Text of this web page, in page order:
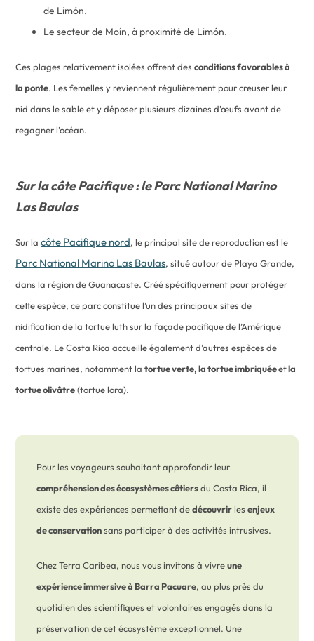
de Limón.
Le secteur de Moín, à proximité de Limón.
Ces plages relativement isolées offrent desconditions favorables à
la ponte. Les femelles y reviennent régulièrement pour creuser leur
nid dans le sable et y déposer plusieurs dizaines d’œufs avant de
regagner l’océan.
Sur la côte Pacifique : le Parc National Marino
Las Baulas
Sur lacôte Pacifique nord, le principal site de reproduction est le
Parc National Marino Las Baulas, situé autour de Playa Grande,
dans la région de Guanacaste. Créé spécifiquement pour protéger
cette espèce, ce parc constitue l’un des principaux sites de
nidification de la tortue luth sur la façade pacifique de l’Amérique
centrale. Le Costa Rica accueille également d’autres espèces de
tortues marines, notamment latortue verte, la tortue imbriquéeetla
tortue olivâtre(tortue lora).
Pour les voyageurs souhaitant approfondir leur
compréhension des écosystèmes côtiersdu Costa Rica, il
existe des expériences permettant dedécouvrirlesenjeux
de conservationsans participer à des activités intrusives.
Chez Terra Caribea, nous vous invitons à vivreune
expérience immersive à Barra Pacuare, au plus près du
quotidien des scientifiques et volontaires engagés dans la
préservation de cet écosystème exceptionnel. Une